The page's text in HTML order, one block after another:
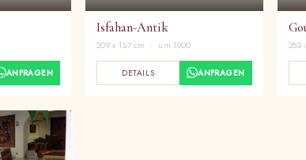
ANFRAGEN
Isfahan-Antik
209 x 137 cm · um 1900
DETAILS ANFRAGEN
283